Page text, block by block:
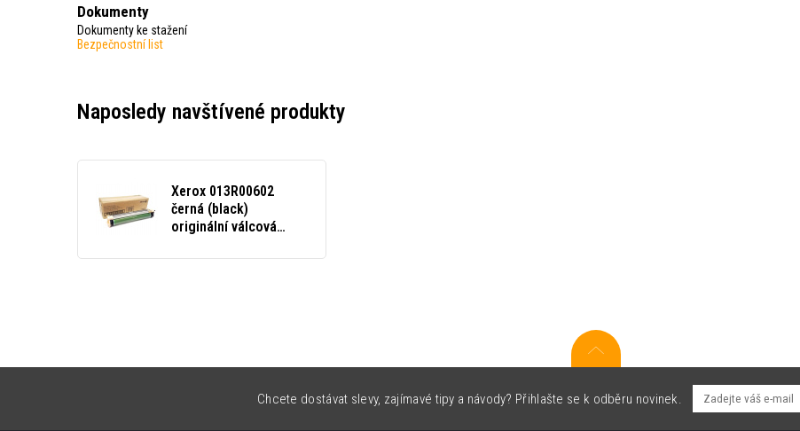
Dokumenty
Dokumenty ke stažení
Bezpečnostní list
Naposledy navštívené produkty
Xerox 013R00602
černá (black)
originální válcová
Chcete dostávat slevy, zajímavé tipy a návody? Přihlašte se k odběru novinek.